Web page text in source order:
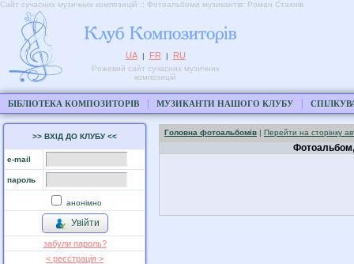
Сайт сучасних музичних композицій :: Фотоальбоми музикантів: Роман Стахнів
UA | FR | RU
Рожевий сайт сучасних музичних
композицій
БІБЛІОТЕКА КОМПОЗИТОРІВ МУЗИКАНТИ НАШОГО КЛУБУ
>> ВХІД ДО КЛУБУ <<
e-mail
пароль
анонімно
Увійти
забули пароль?
< реєстрaція >
Головна фотоальбомів | Перейти на сторінку